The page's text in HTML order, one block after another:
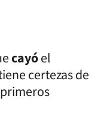
cayóel
certezas de